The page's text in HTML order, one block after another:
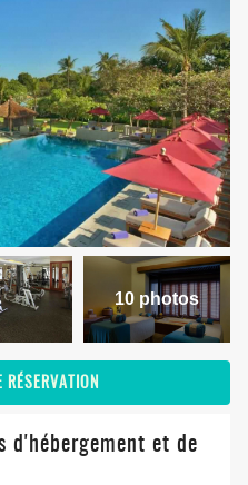
10 photos
RÉSERVATION
d'hébergement et de